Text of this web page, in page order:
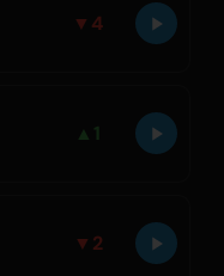
▼ 4
▲ 1
▼ 2